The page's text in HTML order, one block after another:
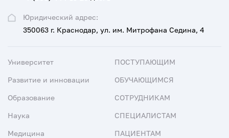
Юридический адрес:
350063 г. Краснодар, ул. им. Митрофана Седина, 4
Университет
Развитие и инновации
Образование
Наука
Медицина
ПОСТУПАЮЩИМ
ОБУЧАЮЩИМСЯ
СОТРУДНИКАМ
СПЕЦИАЛИСТАМ
ПАЦИЕНТАМ